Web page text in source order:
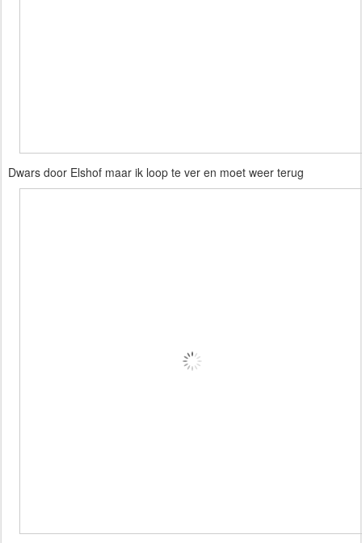
Dwars door Elshof maar ik loop te ver en moet weer terug